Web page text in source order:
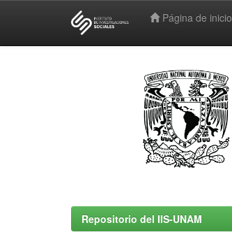
Página de inicio
Repositorio del IIS-UNAM